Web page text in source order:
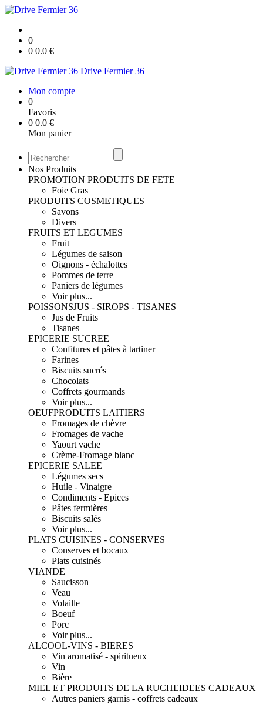
0
0 0.0 €
Drive Fermier 36
Mon compte
0
Favoris
0 0.0 €
Mon panier
Nos Produits
PROMOTION PRODUITS DE FETE
Foie Gras
PRODUITS COSMETIQUES
Savons
Divers
FRUITS ET LEGUMES
Fruit
Légumes de saison
Oignons - échalottes
Pommes de terre
Paniers de légumes
Voir plus...
POISSONSJUS - SIROPS - TISANES
Jus de Fruits
Tisanes
EPICERIE SUCREE
Confitures et pâtes à tartiner
Farines
Biscuits sucrés
Chocolats
Coffrets gourmands
Voir plus...
OEUFPRODUITS LAITIERS
Fromages de chèvre
Fromages de vache
Yaourt vache
Crème-Fromage blanc
EPICERIE SALEE
Légumes secs
Huile - Vinaigre
Condiments - Epices
Pâtes fermières
Biscuits salés
Voir plus...
PLATS CUISINES - CONSERVES
Conserves et bocaux
Plats cuisinés
VIANDE
Saucisson
Veau
Volaille
Boeuf
Porc
Voir plus...
ALCOOL-VINS - BIERES
Vin aromatisé - spiritueux
Vin
Bière
MIEL ET PRODUITS DE LA RUCHEIDEES CADEAUX
Autres paniers garnis - coffrets cadeaux